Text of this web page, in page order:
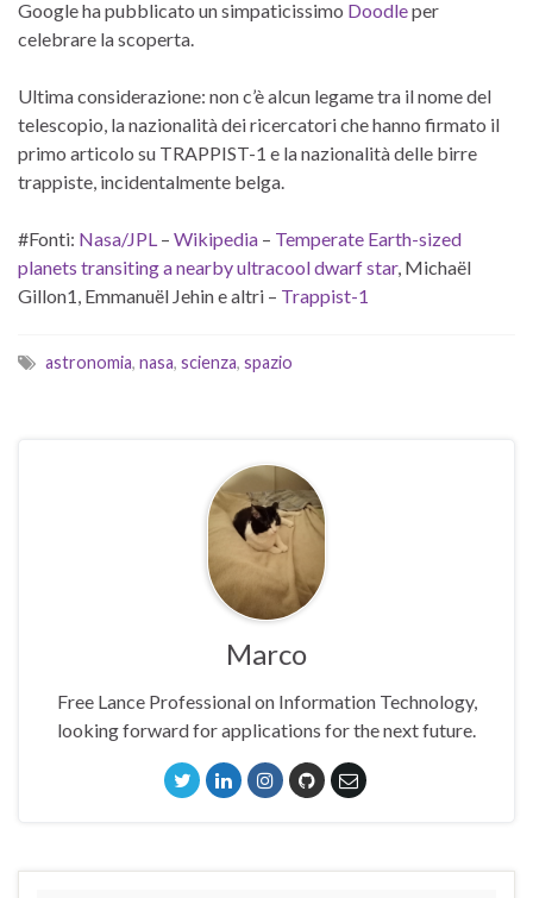
Google ha pubblicato un simpaticissimo Doodleper
celebrare la scoperta.
Ultima considerazione: non c’è alcun legame tra il nome del
telescopio, la nazionalità dei ricercatori che hanno firmato il
primo articolo su TRAPPIST-1 e la nazionalità delle birre
trappiste, incidentalmente belga.
#Fonti: Nasa/JPL – Wikipedia – Temperate Earth-sized
planets transiting a nearby ultracool dwarf star, Michaël
Gillon1, Emmanuël Jehin e altri – Trappist-1
astronomia, nasa, scienza, spazio
Marco
Free Lance Professional on Information Technology,
looking forward for applications for the next future.